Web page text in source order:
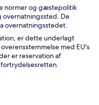
normer og gæstepolitik
De
overnatningsstedet.
er dette underlagt
med EU's
er reservation af